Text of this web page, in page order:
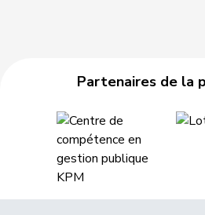
Partenaires de la